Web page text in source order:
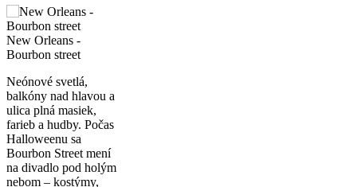
New Orleans -
Bourbon street
Neónové svetlá,
balkóny nad hlavou a
ulica plná masiek,
farieb a hudby. Počas
Halloweenu sa
Bourbon Street mení
na divadlo pod holým
nebom – kostýmy,